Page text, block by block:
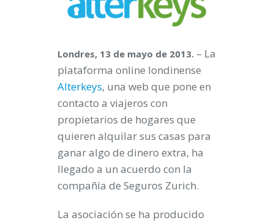
Londres, 13 de mayo de 2013. – La
plataforma online londinense
Alterkeys, una web que pone en
contacto a viajeros con
propietarios de hogares que
quieren alquilar sus casas para
ganar algo de dinero extra, ha
llegado a un acuerdo con la
compañía de Seguros Zurich.
La asociación se ha producido